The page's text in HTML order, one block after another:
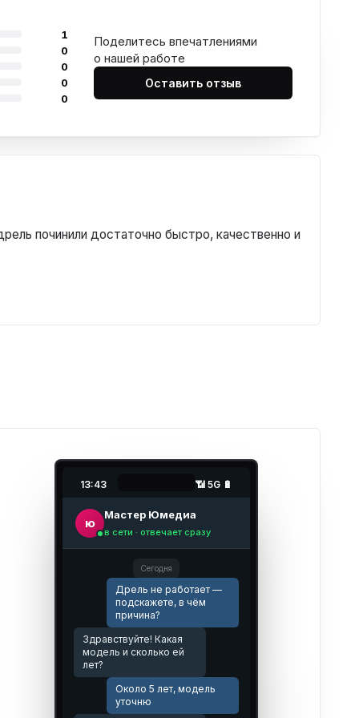
1
0
0
0
0
Поделитесь впечатлениями
о нашей работе
Оставить отзыв
починили достаточно быстро, качественно и
13:43 📶 5G 🔋
ю
Мастер Юмедиа
в сети · отвечает сразу
Сегодня
Дрель не работает —
подскажете, в чём
причина?
Здравствуйте! Какая
модель и сколько ей
лет?
Около 5 лет, модель
уточню